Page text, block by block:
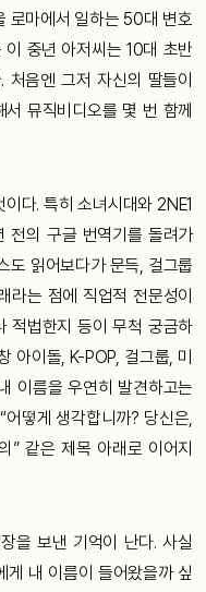
로마에서 일하는 50대 변호
중년 아저씨는 10대 초반
처음엔 그저 자신의 딸들이
뮤직비디오를 몇 번 함께
다. 특히 소녀시대와 2NE1
전의 구글 번역기를 돌려가
도 읽어보다가 문득, 걸그룹
라는 점에 직업적 전문성이
적법한지 등이 무척 궁금하
아이돌, K-POP, 걸그룹, 미
이름을 우연히 발견하고는
떻게 생각합니까? 당신은,
” 같은 제목 아래로 이어지
을 보낸 기억이 난다. 사실
게 내 이름이 들어왔을까 싶